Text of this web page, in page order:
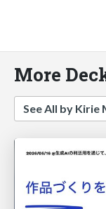
More
See All by Kirie